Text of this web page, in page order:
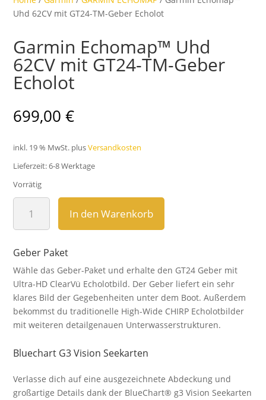
Uhd 62CV mit GT24-TM-Geber Echolot
Garmin Echomap™ Uhd
62CV mit GT24-TM-Geber
Echolot
699,00€
inkl. 19 % MwSt. plusVersandkosten
Lieferzeit:6-8 Werktage
Vorrätig
Echomap™
Uhd
mit
GT24-
TM-
Geber
Echolot
Menge
In den Warenkorb
Geber Paket
Wähle das Geber-Paket und er­halte den GT24 Geber mit
Ultra-HD Clear­Vü Echo­lot­bild. Der Geber lief­ert ein sehr
klar­es Bild der Ge­geben­heiten unter dem Boot. Außer­dem
be­kommst du trad­ition­elle High-Wide CHIRP Echo­lot­bilder
mit weiter­en detail­genauen Unter­wasser­struk­turen.
Bluechart G3 Vision Seekarten
Verlasse dich auf eine aus­ge­zeich­nete Ab­deckung und
groß­artige Details dank der Blue­Chart® g3 Vision See­karten